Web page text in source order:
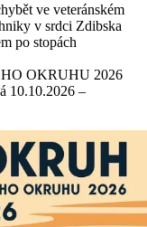
ve veteránském
v srdci Zdibska
po stopách
OKRUHU 2026
10.10.2026 –